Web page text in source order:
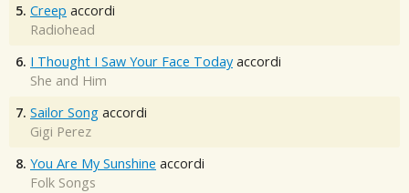
5. Creep accordi
Radiohead
6. I Thought I Saw Your Face Today accordi
She and Him
7. Sailor Song accordi
Gigi Perez
8. You Are My Sunshine accordi
Folk Songs